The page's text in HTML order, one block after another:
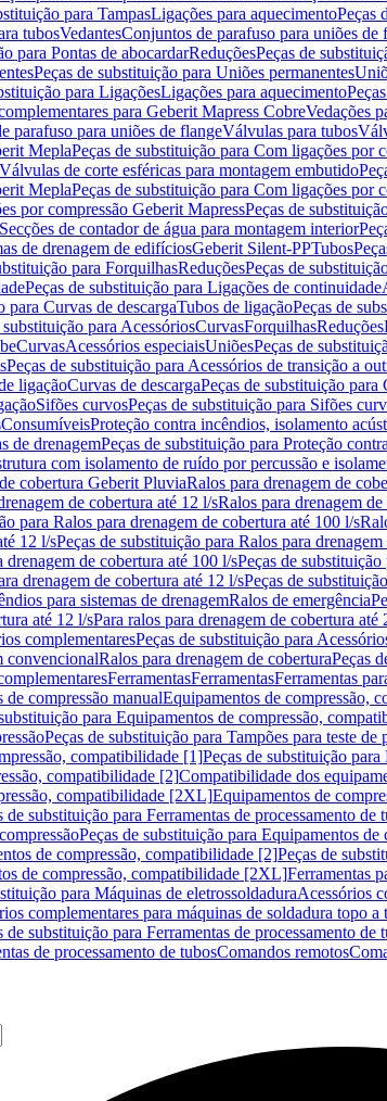
para TampasLigações para aquecimentoPeças
tubosVedantesConjuntos de parafuso para uniões de
para Pontas de abocardarReduçõesPeças de
Peças de substituição para Uniões permanentes
para LigaçõesLigações para aquecimento
para Geberit Mapress CobreVedações
parafuso para uniões de flangeVálvulas para tubos
MeplaPeças de substituição para Com ligações por
Válvulas de corte esféricas para montagem embutido
MeplaPeças de substituição para Com ligações por
por compressão Geberit MapressPeças de
Secções de contador de água para montagem interior
de drenagem de edifíciosGeberit Silent-PPTubos
para ForquilhasReduçõesPeças de
Peças de substituição para Ligações de continuidade
para Curvas de descargaTubos de ligaçãoPeças de
substituição para AcessóriosCurvasForquilhasReduções
CurvasAcessórios especiaisUniõesPeças de
Peças de substituição para Acessórios de transição a
ligaçãoCurvas de descargaPeças de substituição para
Sifões curvosPeças de substituição para Sifões
ConsumíveisProteção contra incêndios, isolamento
de drenagemPeças de substituição para Proteção
com isolamento de ruído por percussão e
cobertura Geberit PluviaRalos para drenagem de
de cobertura até 12 l/sRalos para drenagem
para Ralos para drenagem de cobertura até 100 l/s
12 l/sPeças de substituição para Ralos para
drenagem de cobertura até 100 l/sPeças de
drenagem de cobertura até 12 l/sPeças de
para sistemas de drenagemRalos de emergência
até 12 l/sPara ralos para drenagem de cobertura até
complementaresPeças de substituição para
convencionalRalos para drenagem de coberturaPeças
FerramentasFerramentasFerramentas
de compressão manualEquipamentos de compressão,
para Equipamentos de compressão,
Peças de substituição para Tampões para teste de
compatibilidade [1]Peças de substituição
compatibilidade [2]Compatibilidade dos
compatibilidade [2XL]Equipamentos de
de substituição para Ferramentas de processamento de
Peças de substituição para Equipamentos de
de compressão, compatibilidade [2]Peças de
de compressão, compatibilidade [2XL]Ferramentas
para Máquinas de eletrossoldaduraAcessórios
complementares para máquinas de soldadura topo a
de substituição para Ferramentas de processamento de
de processamento de tubosComandos remotos